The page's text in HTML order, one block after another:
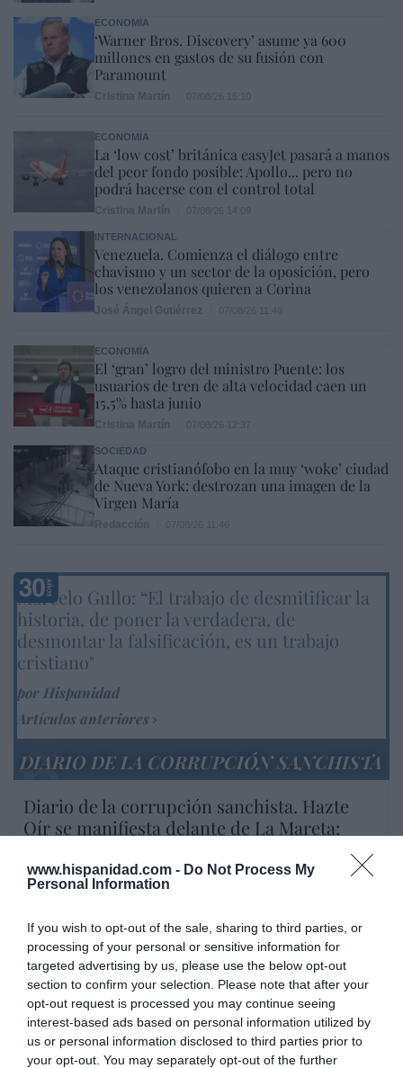
www.hispanidad.com - Do Not Process My
Personal Information
If you wish to opt-out of the sale, sharing to third parties, or
processing of your personal or sensitive information for
targeted advertising by us, please use the below opt-out
section to confirm your selection. Please note that after your
opt-out request is processed you may continue seeing
interest-based ads based on personal information utilized by
us or personal information disclosed to third parties prior to
your opt-out. You may separately opt-out of the further
ECONOMÍA
‘Warner Bros. Discovery’ asume ya 600
millones en gastos de su fusión con
Paramount
ECONOMÍA
La ‘low cost’ británica easyJet pasará a manos
del peor fondo posible: Apollo... pero no
podrá hacerse con el control total
INTERNACIONAL
Venezuela. Comienza el diálogo entre
chavismo y un sector de la oposición, pero
los venezolanos quieren a Corina
ECONOMÍA
El ‘gran’ logro del ministro Puente: los
usuarios de tren de alta velocidad caen un
15,5% hasta junio
SOCIEDAD
Ataque cristianófobo en la muy ‘woke’ ciudad
de Nueva York: destrozan una imagen de la
Virgen María
Marcelo Gullo: “El trabajo de desmitificar la
historia, de poner la verdadera, de
desmontar la falsificación, es un trabajo
cristiano"
por Hispanidad
Artículos anteriores
DIARIO DE LA CORRUPCIÓN SANCHISTA
Diario de la corrupción sanchista. Hazte
Oír se manifiesta delante de La Mareta:
por Redacción
Opinión
Enormes minucias
por Eulogio López